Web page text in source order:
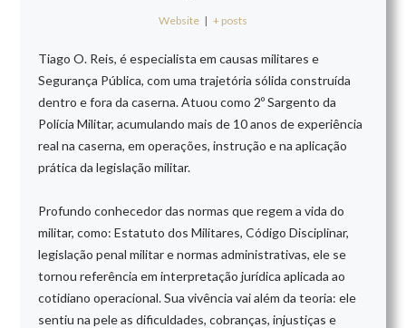
Website | + posts
Tiago O. Reis, é especialista em causas militares e
Segurança Pública, com uma trajetória sólida construída
dentro e fora da caserna. Atuou como 2º Sargento da
Polícia Militar, acumulando mais de 10 anos de experiência
real na caserna, em operações, instrução e na aplicação
prática da legislação militar.
Profundo conhecedor das normas que regem a vida do
militar, como: Estatuto dos Militares, Código Disciplinar,
legislação penal militar e normas administrativas, ele se
tornou referência em interpretação jurídica aplicada ao
cotidiano operacional. Sua vivência vai além da teoria: ele
sentiu na pele as dificuldades, cobranças, injustiças e